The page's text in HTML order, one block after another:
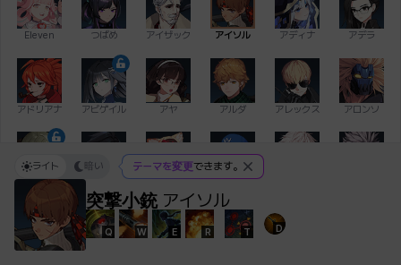
Eleven つばめ アイザック アイソル アディナ アデラ
アドリアナ アビゲイル アヤ アルダ アレックス アロンソ
イアン イレム ウィリアム
突撃小銃 アイソル
Q W E R T D
ライト 暗い テーマを変更できます。